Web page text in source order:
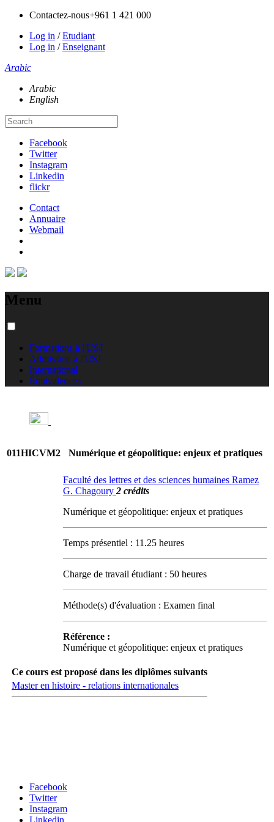
Contactez-nous+961 1 421 000
Log in /Etudiant
Log in /Enseignant
Arabic
Arabic
English
Facebook
Twitter
Instagram
Linkedin
flickr
Contact
Annuaire
Webmail
Menu
Formations à l'USJ
Admission à l'USJ
International
Équivalences
011HICVM2 Numérique et géopolitique: enjeux et pratiques
Faculté des lettres et des sciences humaines Ramez
G. Chagoury 2 crédits
Numérique et géopolitique: enjeux et pratiques
Temps présentiel : 11.25 heures
Charge de travail étudiant : 50 heures
Méthode(s) d'évaluation : Examen final
Référence :
Numérique et géopolitique: enjeux et pratiques
Ce cours est proposé dans les diplômes suivants
Master en histoire - relations internationales
Facebook
Twitter
Instagram